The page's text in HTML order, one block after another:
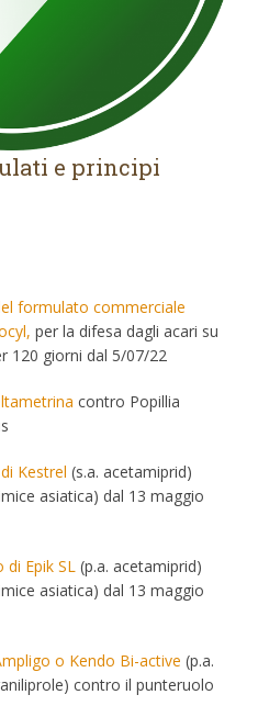
e principi
formulato commerciale
per la difesa dagli acari su
120 giorni dal 5/07/22
contro Popillia
Kestrel (s.a. acetamiprid)
asiatica) dal 13 maggio
di Epik SL (p.a. acetamiprid)
asiatica) dal 13 maggio
o Kendo Bi-active (p.a.
contro il punteruolo